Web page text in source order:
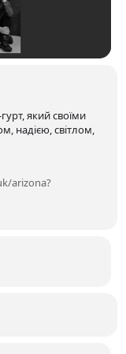
який своїми
надією, світлом,
arizona?